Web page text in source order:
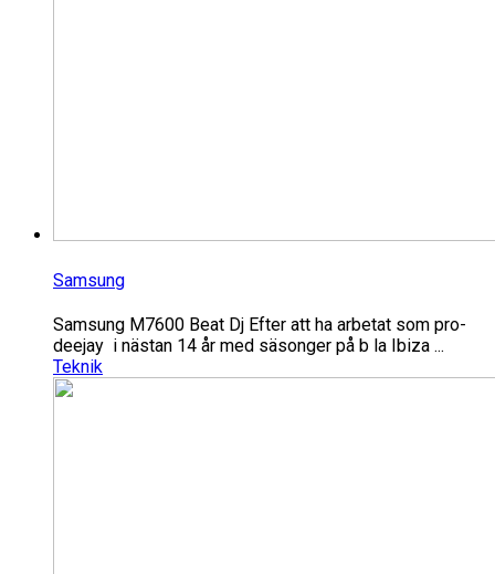
Samsung
Samsung M7600 Beat Dj Efter att ha arbetat som pro-
deejay i nästan 14 år med säsonger på b la Ibiza ...
Teknik